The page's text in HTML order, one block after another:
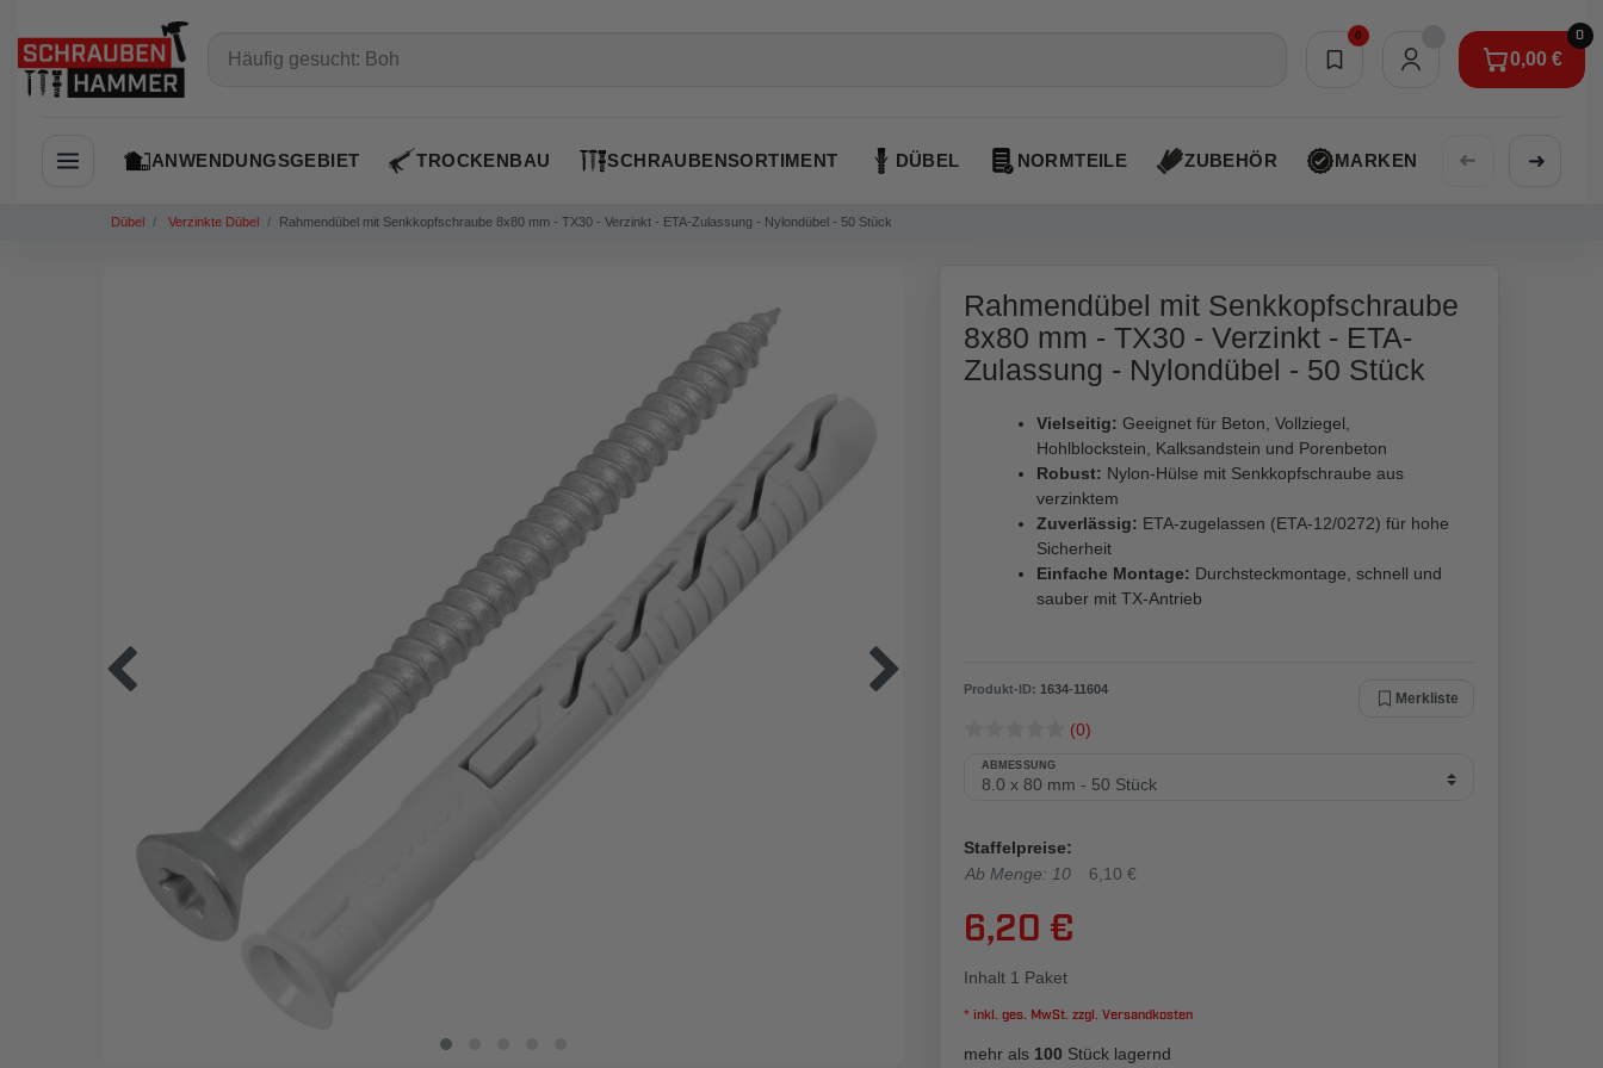
0
Merkliste
0
0,00 €
0,00 €
Navigation öffnen
ANWENDUNGSGEBIET TROCKENBAU SCHRAUBENSORTIMENT DÜBEL NORMTEILE ZUBEHÖR MARKEN AKTIONEN
➜ ➜
Dübel Verzinkte Dübel Rahmendübel mit Senkkopfschraube 8x80 mm - TX30 - Verzinkt - ETA-Zulassung - Nylondübel - 50 Stück
Rahmendübel mit Senkkopfschraube
8x80 mm - TX30 - Verzinkt - ETA-
Zulassung - Nylondübel - 50 Stück
Vielseitig: Geeignet für Beton, Vollziegel,
Hohlblockstein, Kalksandstein und Porenbeton
Robust: Nylon-Hülse mit Senkkopfschraube aus
verzinktem
Zuverlässig: ETA-zugelassen (ETA-12/0272) für hohe
Sicherheit
Einfache Montage: Durchsteckmontage, schnell und
sauber mit TX-Antrieb
Produkt-ID: 1634-11604
Merkliste
(0)
ABMESSUNG
Staffelpreise:
Ab Menge: 10
6,10 €
6,20 €
Inhalt 1 Paket
* inkl. ges. MwSt. zzgl. Versandkosten
mehr als 100 Stück lagernd